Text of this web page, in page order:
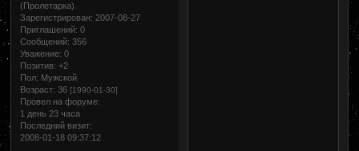
(Пролетарка)
Зарегистрирован: 2007-08-27
Приглашений: 0
Сообщений: 356
Уважение: 0
Позитив: +2
Пол: Мужской
Возраст: 36[1990-01-30]
Провел на форуме:
1 день 23 часа
Последний визит:
2008-01-18 09:37:12